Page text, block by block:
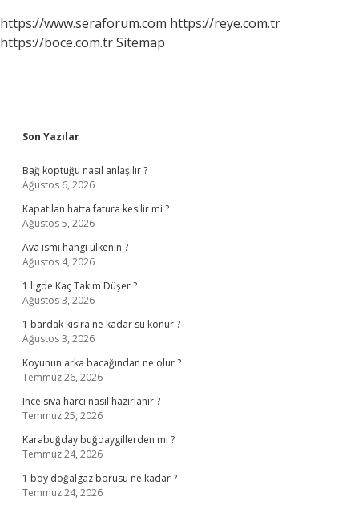
https://www.seraforum.com https://reye.com.tr
https://boce.com.trSitemap
Sidebar
Son Yazılar
Bağ koptuğu nasıl anlaşılır ?
Ağustos 6, 2026
Kapatılan hatta fatura kesilir mi ?
Ağustos 5, 2026
Ava ismi hangi ülkenin ?
Ağustos 4, 2026
1 ligde Kaç Takim Düşer ?
Ağustos 3, 2026
1 bardak kisira ne kadar su konur ?
Ağustos 3, 2026
Koyunun arka bacağından ne olur ?
Temmuz 26, 2026
Ince sıva harcı nasıl hazirlanir ?
Temmuz 25, 2026
Karabuğday buğdaygillerden mi ?
Temmuz 24, 2026
1 boy doğalgaz borusu ne kadar ?
Temmuz 24, 2026